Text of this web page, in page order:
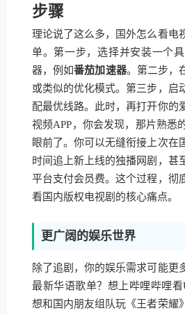
步骤
理论说了这么多，国外怎么看电
单。第一步，选择并安装一个
器，例如番茄加速器。第二步，
或类似的优化模式。第三步，启
配最优线路。此时，再打开你的
视频APP，你会发现，那片熟悉
眼前了。你可以无缝衔接上次在
时间追上新上线的独播网剧，甚
平台支付会员费。这个过程，彻
看国内版权电视剧的核心痛点。
更广阔的娱乐世界
除了追剧，你的娱乐需求可能更
最新华语歌单？想上哔哩哔哩
想和国内朋友组队玩《王者荣耀